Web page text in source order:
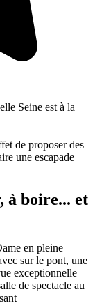
Seine est à la
de proposer des
une escapade
à boire... et
en pleine
sur le pont, une
exceptionnelle
de spectacle au